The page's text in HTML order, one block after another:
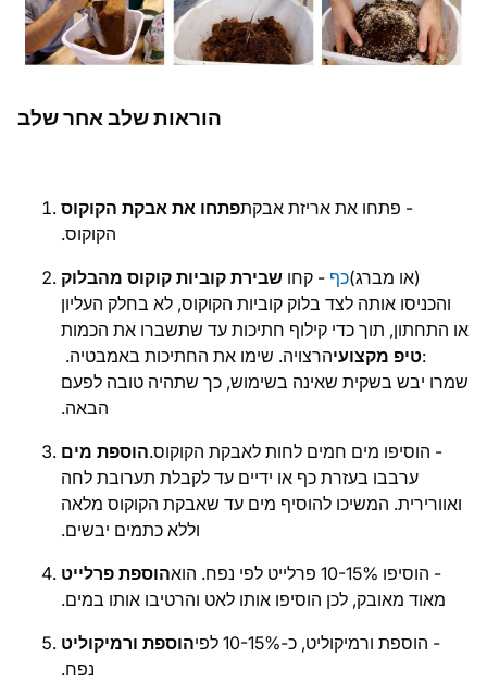
הוראות שלב אחר שלב
פתחו את אבקת הקוקוס- פתחו את אריזת אבקת
הקוקוס.
שבירת קוביות קוקוס מהבלוק - קחו כף(או מברג)
והכניסו אותה לצד בלוק קוביות הקוקוס, לא בחלק העליון
או התחתון, תוך כדי קילוף חתיכות עד שתשברו את הכמות
הרצויה. שימו את החתיכות באמבטיה.טיפ מקצועי:
שמרו יבש בשקית שאינה בשימוש, כך שתהיה טובה לפעם
הבאה.
הוספת מים- הוסיפו מים חמים לחות לאבקת הקוקוס.
ערבבו בעזרת כף או ידיים עד לקבלת תערובת לחה
ואוורירית. המשיכו להוסיף מים עד שאבקת הקוקוס מלאה
וללא כתמים יבשים.
הוספת פרלייט- הוסיפו 10-15% פרלייט לפי נפח. הוא
מאוד מאובק, לכן הוסיפו אותו לאט והרטיבו אותו במים.
הוספת ורמיקוליט- הוספת ורמיקוליט, כ-10-15% לפי
נפח.